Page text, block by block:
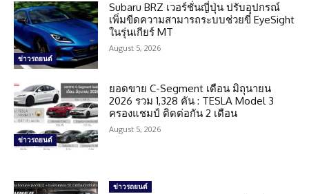
ข่าวรถยนต์
Subaru BRZ เวอร์ชั่นญี่ปุ่น ปรับอุปกรณ์
เพิ่มขีดความสามารถระบบช่วยขี่ EyeSight
ในรุ่นเกียร์ MT
August 5, 2026
ข่าวรถยนต์
ยอดขาย C-Segment เดือน มิถุนายน
2026 รวม 1,328 คัน : TESLA Model 3
ครองแชมป์ ติดต่อกัน 2 เดือน
August 5, 2026
ข่าวรถยนต์